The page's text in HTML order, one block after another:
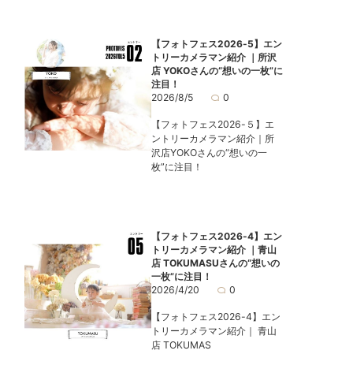
【フォトフェス2026-5】エン
トリーカメラマン紹介 ｜所沢
店 YOKOさんの“想いの一枚”に
注目！
2026/8/5
0
【フォトフェス2026-５】エ
ントリーカメラマン紹介｜所
沢店YOKOさんの“想いの一
枚”に注目！
【フォトフェス2026-4】エン
トリーカメラマン紹介 ｜青山
店 TOKUMASUさんの“想いの
一枚”に注目！
2026/4/20
0
【フォトフェス2026-4】エン
トリーカメラマン紹介｜ 青山
店 TOKUMAS